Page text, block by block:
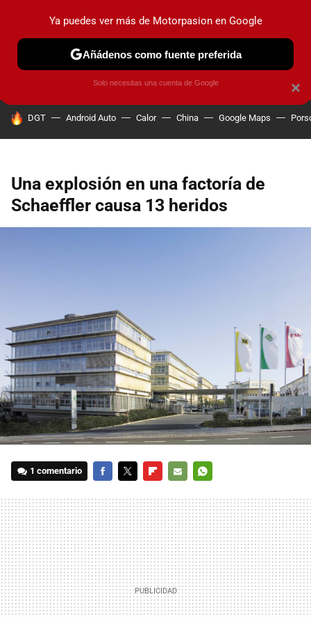
PRUEBAS COCHES ELÉCTRICOS OBSERVATORIO
HOY SE HABLA DE
DGT Android Auto Calor China Google Maps
Una explosión en una factoría de
Schaeffler causa 13 heridos
1 comentario
MAIL
×
Ya puedes ver más de Motorpasion en Google
Añádenos como fuente preferida
Solo necesitas una cuenta de Google